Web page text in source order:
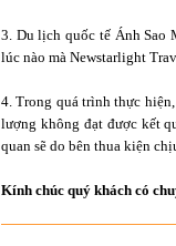
3. Du lịch quốc tế Ánh Sao
lúc nào mà Newstarlight
4. Trong quá trình thực
lượng không đạt được kết
quan sẽ do bên thua kiện
Kính chúc quý khách có